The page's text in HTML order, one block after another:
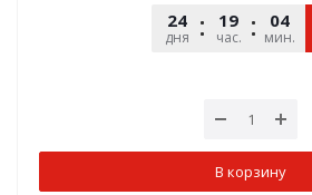
24
дня
19
час.
04
мин.
В корзину